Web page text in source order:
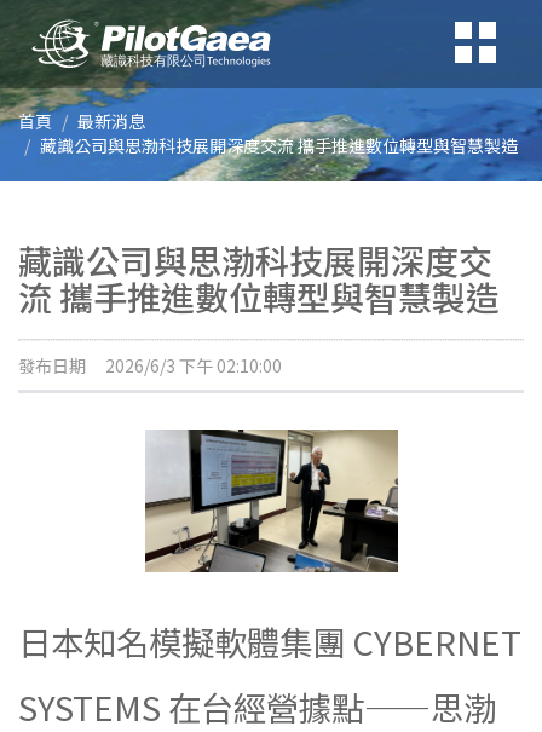
首頁
最新消息
藏識公司與思渤科技展開深度交流 攜手推進數位轉型與智慧製造
藏識公司與思渤科技展開深度交
流 攜手推進數位轉型與智慧製造
發布日期 2026/6/3 下午 02:10:00
日本知名模擬軟體集團 CYBERNET
SYSTEMS 在台經營據點——思渤